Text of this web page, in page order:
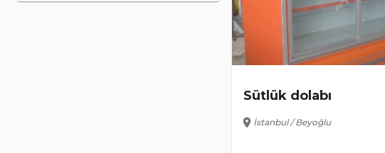
Sütlük dolabı
location_on İstanbul / Beyoğlu